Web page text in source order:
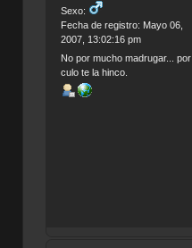
Sexo:
Fecha de registro: Mayo 06,
2007, 13:02:16 pm
No por mucho madrugar... por
culo te la hinco.